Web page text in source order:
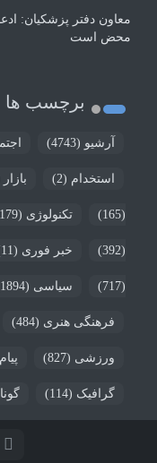
معاون دفتر پزشکیان:
محض است
برچسب ها
آرشیو (4743)
استخدام (2) بازار
(165) تکنولوژی (179)
(392) خبر فوری (11)
(717) سیاسی (1894)
فرهنگی هنری (484)
ورزشی (827) پیام
گرافیک (114)